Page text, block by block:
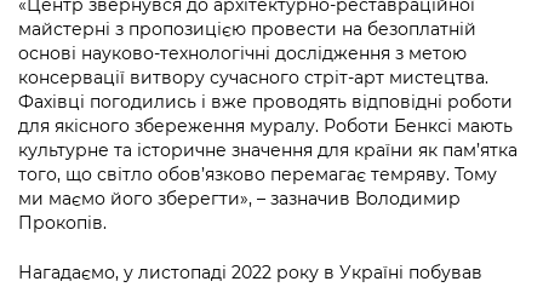
Київська міська військова адміністрація
«Центр звернувся до архітектурно-реставраційної
майстерні з пропозицією провести на безоплатній
основі науково-технологічні дослідження з метою
консервації витвору сучасного стріт-арт мистецтва.
Фахівці погодились і вже проводять відповідні роботи
для якісного збереження муралу. Роботи Бенксі мають
культурне та історичне значення для країни як пам’ятка
того, що світло обов’язково перемагає темряву. Тому
ми маємо його зберегти», – зазначив Володимир
Прокопів.
Нагадаємо, у листопаді 2022 року в Україні побував